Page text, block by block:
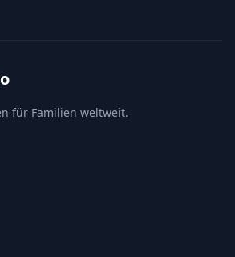
für Familien weltweit.